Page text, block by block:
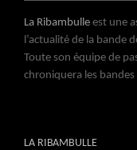
La Ribambulle est une
l’actualité de la bande
Toute son équipe de
chroniquera les bandes
LA RIBAMBULLE